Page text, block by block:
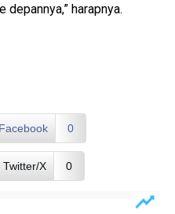
harapnya.
Facebook 0
Twitter/X 0